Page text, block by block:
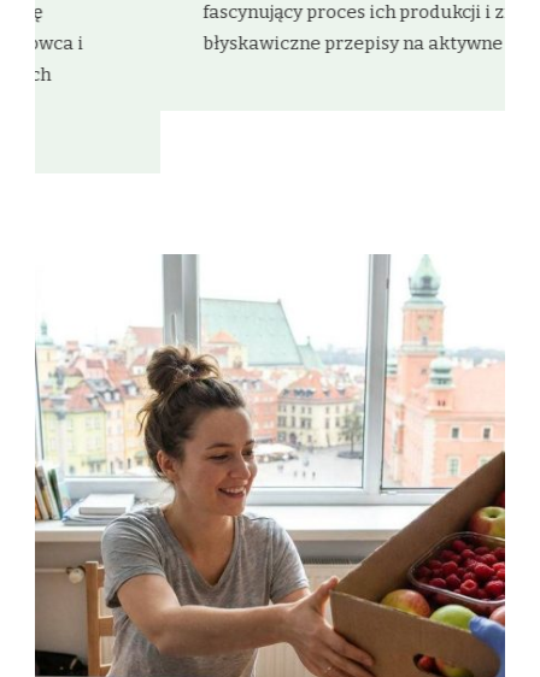
fascynujący proces ich produkcji i znaleźć
błyskawiczne przepisy na aktywne dni.